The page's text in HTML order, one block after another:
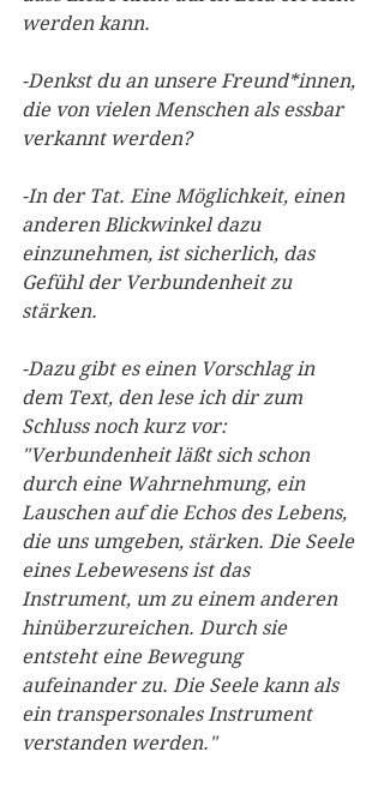
werden kann.
-Denkst du an unsere Freund*innen,
die von vielen Menschen als essbar
verkannt werden?
-In der Tat. Eine Möglichkeit, einen
anderen Blickwinkel dazu
einzunehmen, ist sicherlich, das
Gefühl der Verbundenheit zu
stärken.
-Dazu gibt es einen Vorschlag in
dem Text, den lese ich dir zum
Schluss noch kurz vor:
"Verbundenheit läßt sich schon
durch eine Wahrnehmung, ein
Lauschen auf die Echos des Lebens,
die uns umgeben, stärken. Die Seele
eines Lebewesens ist das
Instrument, um zu einem anderen
hinüberzureichen. Durch sie
entsteht eine Bewegung
aufeinander zu. Die Seele kann als
ein transpersonales Instrument
verstanden werden."